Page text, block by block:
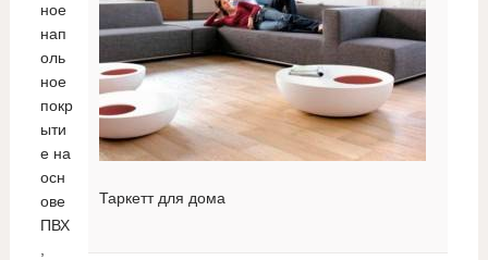
Таркетт для дома
ное
нап
оль
ное
покр
ыти
е на
осн
ове
ПВХ
,